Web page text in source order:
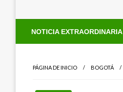
NOTICIA EXTRAORDINARIA
PÁGINA DE INICIO BOGOTÁ